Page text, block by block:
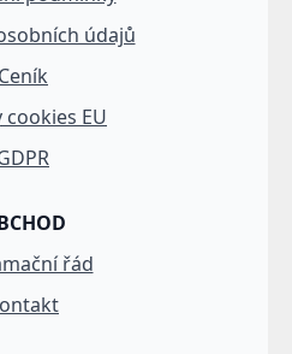
údajů
Ceník
cookies EU
řád